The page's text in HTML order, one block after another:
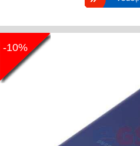
-10%